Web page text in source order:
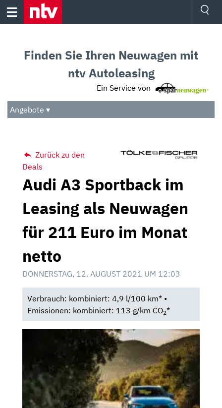
Skip
Audio
Das Beste
Finden Sie Ihren Neuwagen mit
ntv Autoleasing
Ein Service von
Angebote ▾
Zurück zu den
Deals
Audi A3 Sportback im
Leasing als Neuwagen
für 211 Euro im Monat
netto
DONNERSTAG, 12. AUGUST 2021 UM 12:03
Verbrauch: kombiniert: 4,9 l/100 km* •
Emissionen: kombiniert: 113 g/km CO2*